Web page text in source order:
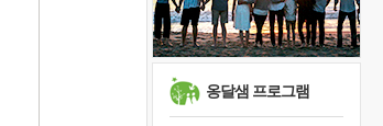
아픈 아버지를 위한 공간 설계
슬럼프
보고 싶은 어머니
못된 꼰대들
옹달샘 프로그램